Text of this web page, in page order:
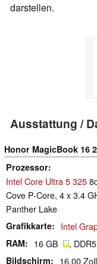
darstellen.
Ausstattung /
Honor MagicBook 16
Prozessor
Intel Core Ultra 5 325
Cove P-Core, 4 x 3.4
Panther Lake
Grafikkarte Intel
RAM 16 GB , DDR5
Bildschirm 16.00